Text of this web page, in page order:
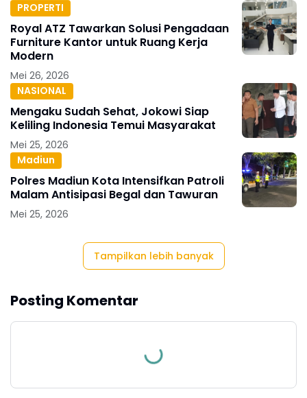
PROPERTI
Royal ATZ Tawarkan Solusi Pengadaan
Furniture Kantor untuk Ruang Kerja
Modern
Mei 26, 2026
NASIONAL
Mengaku Sudah Sehat, Jokowi Siap
Keliling Indonesia Temui Masyarakat
Mei 25, 2026
Madiun
Polres Madiun Kota Intensifkan Patroli
Malam Antisipasi Begal dan Tawuran
Mei 25, 2026
Tampilkan lebih banyak
Posting Komentar